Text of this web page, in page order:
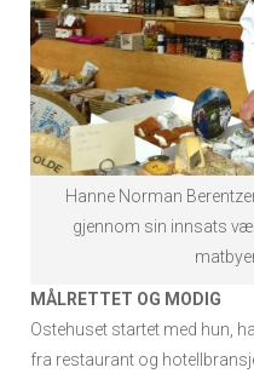
Hanne Norman
gjennom sin innsats
MÅLRETTET OG MODIG
Ostehuset startet med hun,
fra restaurant og